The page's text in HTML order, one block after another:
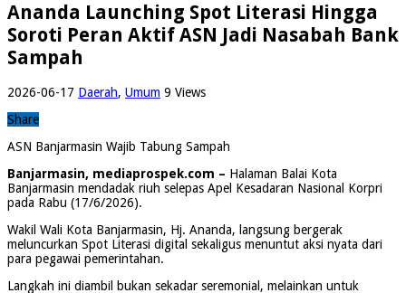
Ananda Launching Spot Literasi Hingga
Soroti Peran Aktif ASN Jadi Nasabah Bank
Sampah
2026-06-17 Daerah, Umum 9 Views
Share
ASN Banjarmasin Wajib Tabung Sampah
Banjarmasin, mediaprospek.com – Halaman Balai Kota
Banjarmasin mendadak riuh selepas Apel Kesadaran Nasional Korpri
pada Rabu (17/6/2026).
Wakil Wali Kota Banjarmasin, Hj. Ananda, langsung bergerak
meluncurkan Spot Literasi digital sekaligus menuntut aksi nyata dari
para pegawai pemerintahan.
Langkah ini diambil bukan sekadar seremonial, melainkan untuk